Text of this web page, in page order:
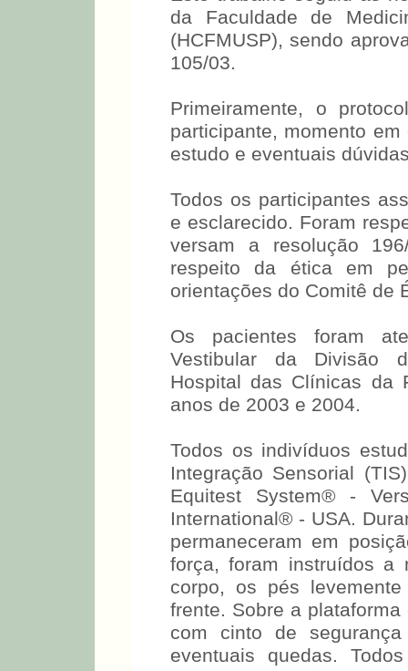
da Faculdade de
(HCFMUSP), sendo
105/03.
Primeiramente, o
participante, momento
estudo e eventuais
Todos os participantes
e esclarecido. Foram
versam a resolução
respeito da ética em
orientações do Comitê de
Os pacientes foram
Vestibular da Divisão
Hospital das Clínicas da
anos de 2003 e 2004.
Todos os indivíduos
Integração Sensorial
Equitest System® -
International® - USA.
permaneceram em
força, foram instruídos a
corpo, os pés
frente. Sobre a
com cinto de
eventuais quedas.